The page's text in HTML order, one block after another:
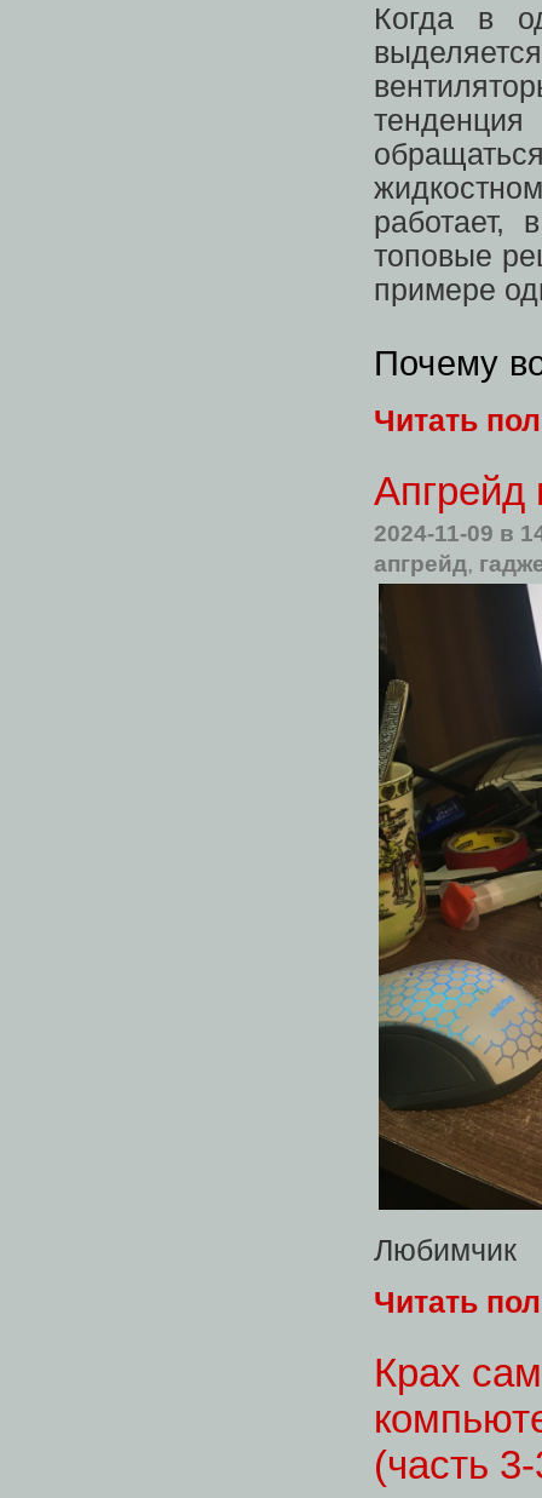
Когда в
топовые
примере
Почему
Читать
Апгрейд
2024-11-09 в
апгрейд,
Любимчик
Читать
Крах
(часть